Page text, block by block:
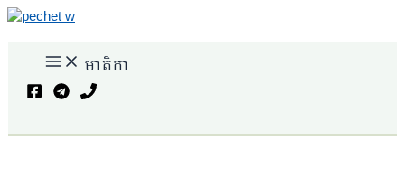
Skip
content
មាតិកា